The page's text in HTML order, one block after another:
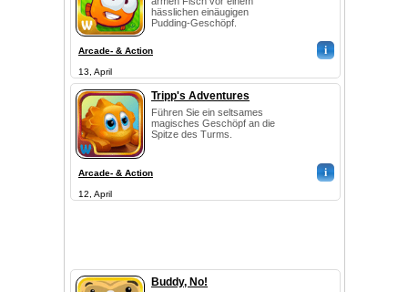
hässlichen einäugigen
Pudding-Geschöpf.
Arcade- & Action i
13, April
Tripp's Adventures
Führen Sie ein seltsames
magisches Geschöpf an die
Spitze des Turms.
Arcade- & Action i
12, April
Buddy, No!